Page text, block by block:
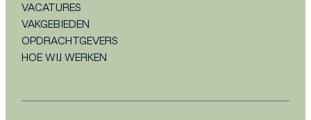
VACATURES
VAKGEBIEDEN
OPDRACHTGEVERS
HOE WIJ WERKEN